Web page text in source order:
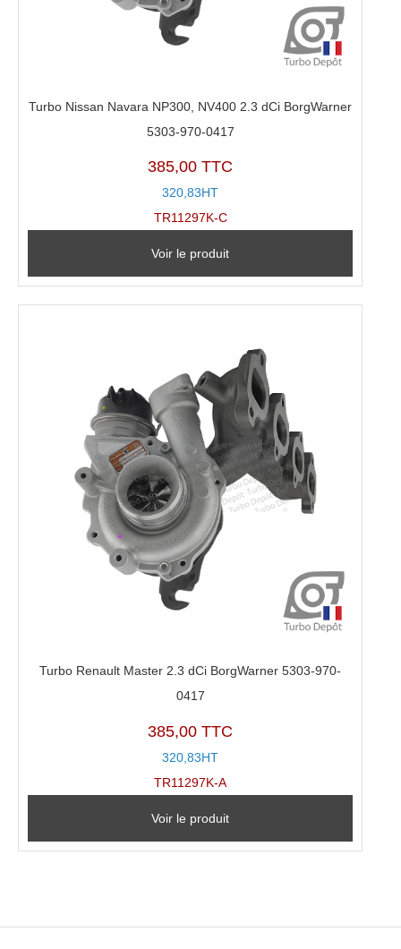
Turbo Nissan Navara NP300, NV400 2.3 dCi BorgWarner
5303-970-0417
385,00 TTC
320,83HT
TR11297K-C
Voir le produit
Turbo Renault Master 2.3 dCi BorgWarner 5303-970-
0417
385,00 TTC
320,83HT
TR11297K-A
Voir le produit